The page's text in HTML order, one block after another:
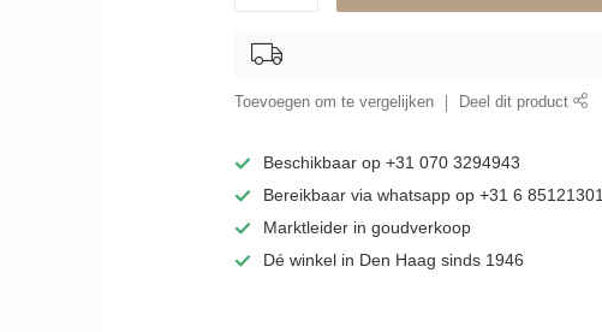
Toevoegen om te vergelijken Deel dit product
Beschikbaar op +31 070 3294943
Bereikbaar via whatsapp op +31 6 85121301
Marktleider in goudverkoop
Dé winkel in Den Haag sinds 1946